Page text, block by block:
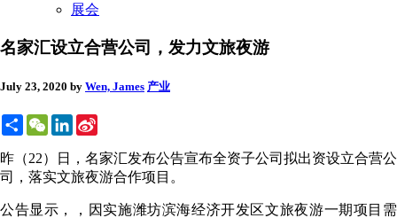
展会
名家汇设立合营公司，发力文旅夜游
July 23, 2020 by Wen, James 产业
ShareWeChatLinkedIn
昨（22）日，名家汇发布公告宣布全资子公司拟出资设立合营公
司，落实文旅夜游合作项目。
公告显示，，因实施潍坊滨海经济开发区文旅夜游一期项目需